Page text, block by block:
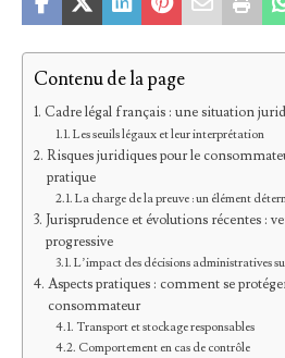
Contenu de la page
Cadre légal français : une situation
Les seuils légaux et leur interprétation
Risques juridiques pour le
pratique
La charge de la preuve : un élément
Jurisprudence et évolutions récentes :
progressive
L’impact des décisions administratives
Aspects pratiques : comment se
consommateur
Transport et stockage responsables
Comportement en cas de contrôle